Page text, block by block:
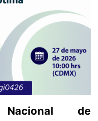
Nacional de